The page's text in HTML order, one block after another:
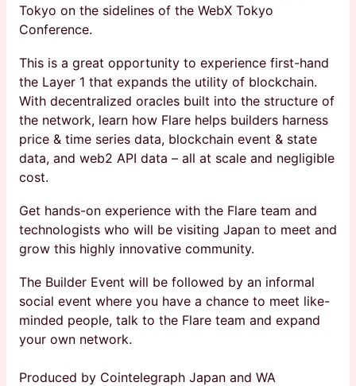
Tokyo on the sidelines of the WebX Tokyo
Conference.
This is a great opportunity to experience first-hand
the Layer 1 that expands the utility of blockchain.
With decentralized oracles built into the structure of
the network, learn how Flare helps builders harness
price & time series data, blockchain event & state
data, and web2 API data – all at scale and negligible
cost.
Get hands-on experience with the Flare team and
technologists who will be visiting Japan to meet and
grow this highly innovative community.
The Builder Event will be followed by an informal
social event where you have a chance to meet like-
minded people, talk to the Flare team and expand
your own network.
Produced by Cointelegraph Japan and WA